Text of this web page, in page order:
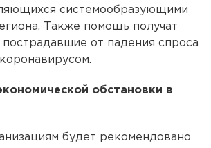
системообразующими
Также помощь получат
от падения спроса
обстановки в
будет рекомендовано